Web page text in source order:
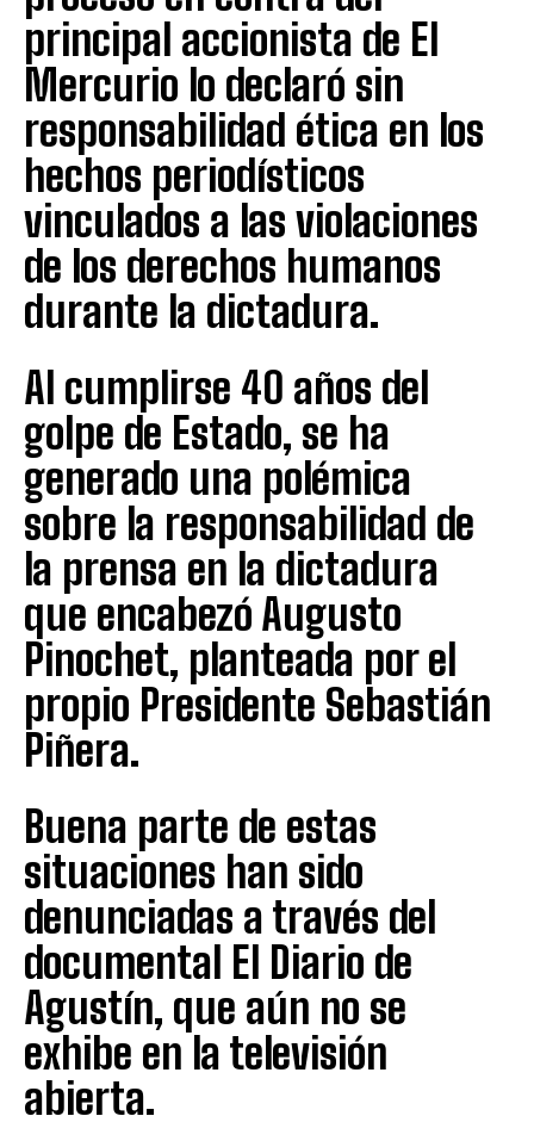
principal accionista de El
Mercurio lo declaró sin
responsabilidad ética en los
hechos periodísticos
vinculados a las violaciones
de los derechos humanos
durante la dictadura.
Al cumplirse 40 años del
golpe de Estado, se ha
generado una polémica
sobre la responsabilidad de
la prensa en la dictadura
que encabezó Augusto
Pinochet, planteada por el
propio Presidente Sebastián
Piñera.
Buena parte de estas
situaciones han sido
denunciadas a través del
documental El Diario de
Agustín, que aún no se
exhibe en la televisión
abierta.